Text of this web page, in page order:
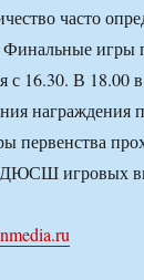
часто
Финальные игры
с 16.30. В 18.00
награждения
первенства
ДЮСШ игровых